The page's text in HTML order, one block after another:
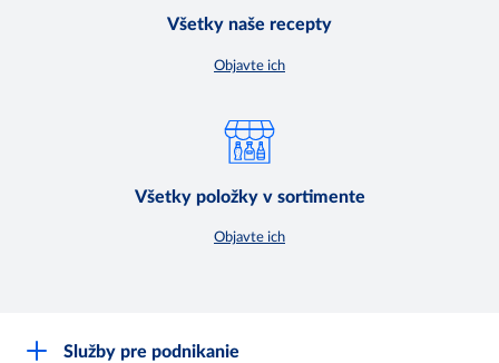
Všetky naše recepty
Objavte ich
Všetky položky v sortimente
Objavte ich
Služby pre podnikanie